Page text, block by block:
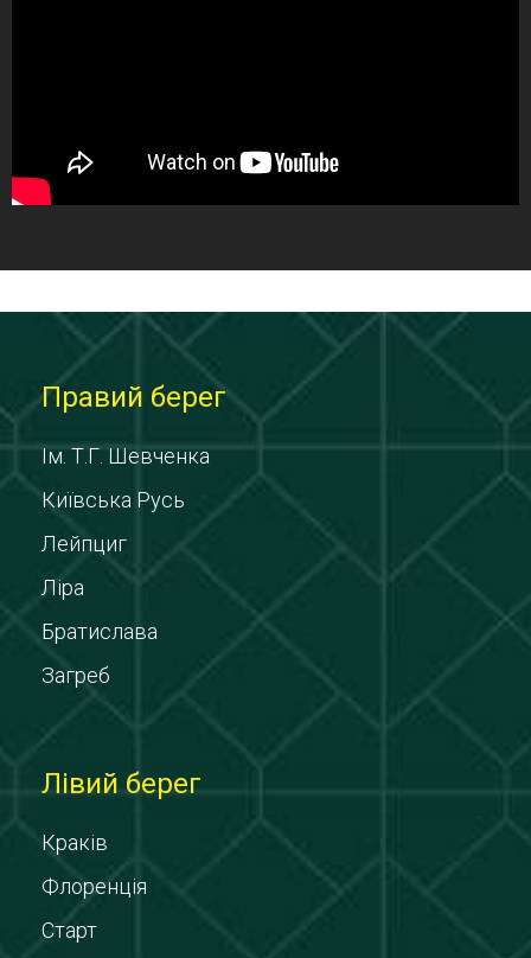
Правий берег
Ім. Т.Г. Шевченка
Київська Русь
Лейпциг
Ліра
Братислава
Загреб
Лівий берег
Краків
Флоренція
Старт